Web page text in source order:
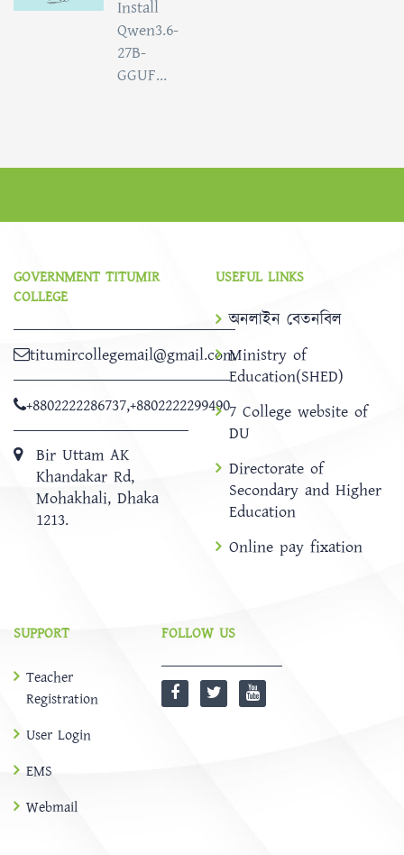
Install
Qwen3.6-
27B-
GGUF...
GOVERNMENT TITUMIR
COLLEGE
titumircollegemail@gmail.com
+8802222286737,+8802222299490
Bir Uttam AK
Khandakar Rd,
Mohakhali, Dhaka
1213.
USEFUL LINKS
অনলাইন বেতনবিল
Ministry of
Education(SHED)
7 College website of
DU
Directorate of
Secondary and Higher
Education
Online pay fixation
SUPPORT
Teacher
Registration
User Login
EMS
Webmail
FOLLOW US